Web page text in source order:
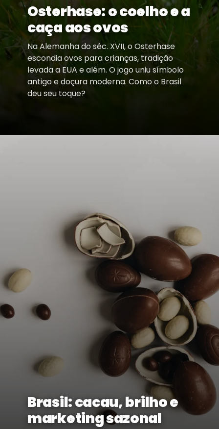
Osterhase: o coelho e a
caça aos ovos
Na Alemanha do séc. XVII, o Osterhase
escondia ovos para crianças, tradição
levada a EUA e além. O jogo uniu símbolo
antigo e doçura moderna. Como o Brasil
deu seu toque?
Brasil: cacau, brilho e
marketing sazonal